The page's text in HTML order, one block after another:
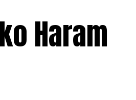
Haram